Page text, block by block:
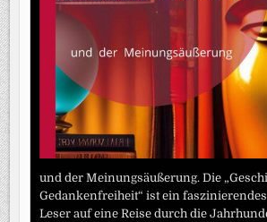
und der Meinungsäußerung. Die
Gedankenfreiheit“ ist ein
Leser auf eine Reise durch die